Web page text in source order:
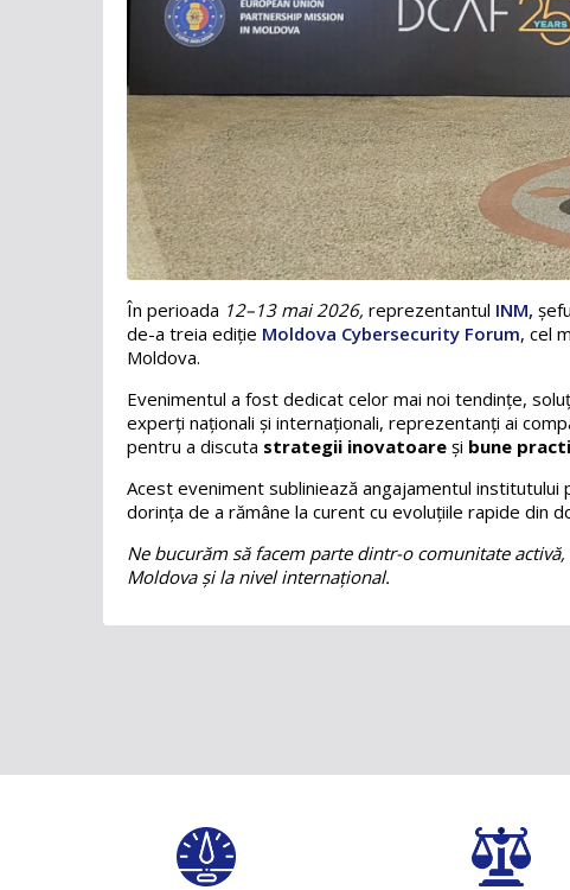
În perioada 12–13 mai 2026, reprezentantul INM,
de-a treia ediție Moldova Cybersecurity Forum, cel
Moldova.
Evenimentul a fost dedicat celor mai noi tendințe,
experți naționali și internaționali, reprezentanți ai
pentru a discuta strategii inovatoare și bune
Acest eveniment subliniează angajamentul institutului
dorința de a rămâne la curent cu evoluțiile rapide din
Ne bucurăm să facem parte dintr-o comunitate
Moldova și la nivel internațional.